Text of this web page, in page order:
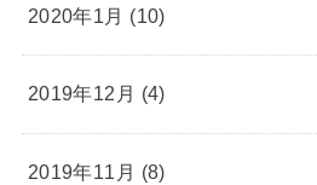
2020年1月 (10)
2019年12月 (4)
2019年11月 (8)